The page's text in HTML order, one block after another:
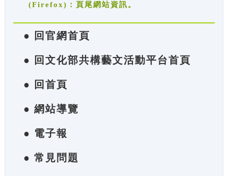
(Firefox)：頁尾網站資訊。
● 回官網首頁
● 回文化部共構藝文活動平台首頁
● 回首頁
● 網站導覽
● 電子報
● 常見問題